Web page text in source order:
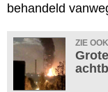
behandeld
ZIE OOK